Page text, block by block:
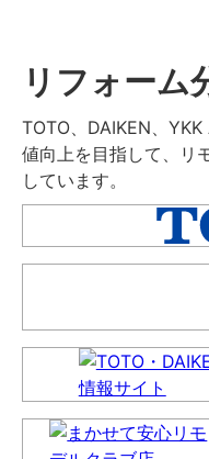
リフォーム
TOTO、DAIKEN、
値向上を目指して、リ
しています。